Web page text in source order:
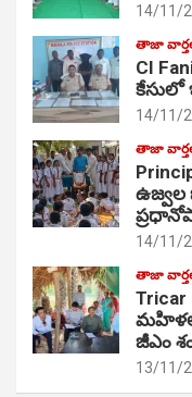
14/11/
తాజా
CI
కేసులో
14/11/
తాజా
ఉజ్వల
14/11/
తాజా
Tricar
జీఎం
13/11/